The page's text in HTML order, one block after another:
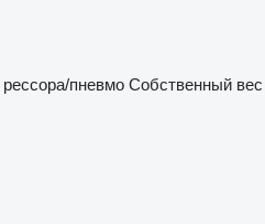
рессора/пневмо Собственный вес